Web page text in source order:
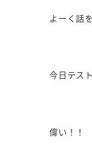
よーく話
今日テス
偉い！！